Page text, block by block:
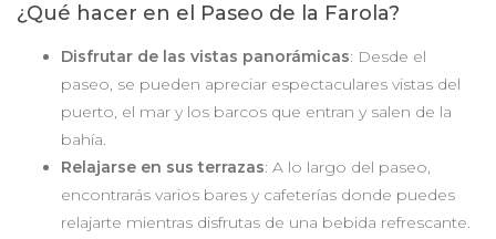
¿Qué hacer en el Paseo de la Farola?
Disfrutar de las vistas panorámicas: Desde el
paseo, se pueden apreciar espectaculares vistas del
puerto, el mar y los barcos que entran y salen de la
bahía.
Relajarse en sus terrazas: A lo largo del paseo,
encontrarás varios bares y cafeterías donde puedes
relajarte mientras disfrutas de una bebida refrescante.